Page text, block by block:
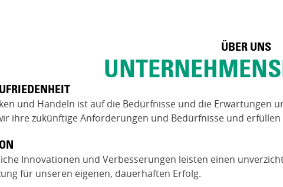
ÜBER UNS
und Handeln ist auf die Bedürfnisse und die Erwartungen
ihre zukünftige Anforderungen und Bedürfnisse und
Innovationen und Verbesserungen leisten einen
für unseren eigenen, dauerhaften Erfolg.